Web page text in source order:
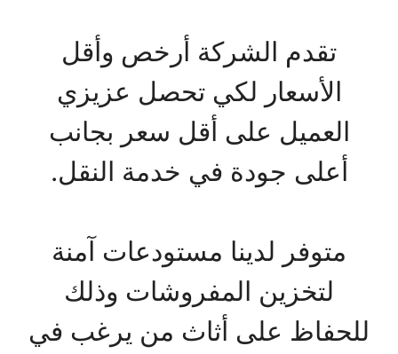
تقدم الشركة أرخص وأقل
الأسعار لكي تحصل عزيزي
العميل على أقل سعر بجانب
أعلى جودة في خدمة النقل.
متوفر لدينا مستودعات آمنة
لتخزين المفروشات وذلك
للحفاظ على أثاث من يرغب في